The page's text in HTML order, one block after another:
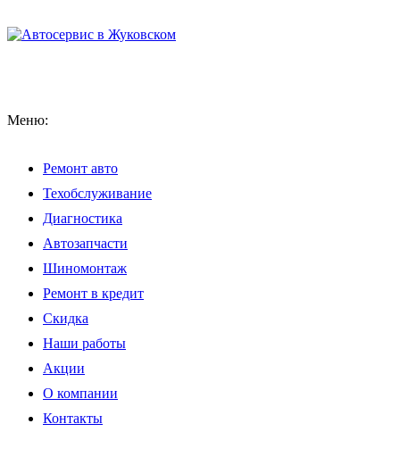
Меню:
Ремонт авто
Техобслуживание
Диагностика
Автозапчасти
Шиномонтаж
Ремонт в кредит
Скидка
Наши работы
Акции
О компании
Контакты